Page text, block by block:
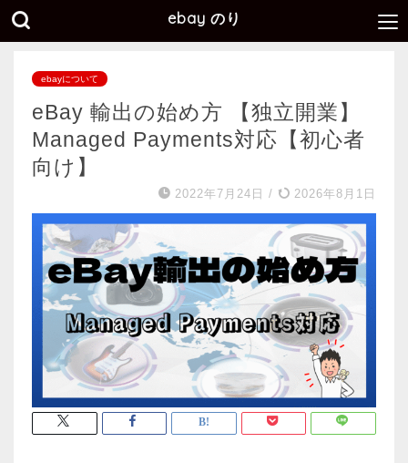
ebay のり
ebayについて
eBay 輸出の始め方 【独立開業】
Managed Payments対応【初心者
向け】
2022年7月24日 / 2026年8月1日